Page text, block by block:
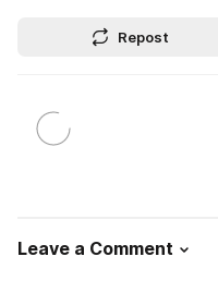
Repost
Leave a Comment